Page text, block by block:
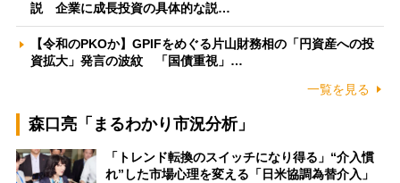
説 企業に成長投資の具体的な説…
【令和のPKOか】GPIFをめぐる片山財務相の「円資産への投
資拡大」発言の波紋 「国債重視」…
一覧を見る
森口亮「まるわかり市況分析」
「トレンド転換のスイッチになり得る」“介入慣
れ”した市場心理を変える「日米協調為替介入」